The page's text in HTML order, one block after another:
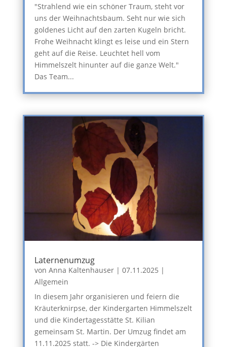
"Strahlend wie ein schöner Traum, steht vor
uns der Weihnachtsbaum. Seht nur wie sich
goldenes Licht auf den zarten Kugeln bricht.
Frohe Weihnacht klingt es leise und ein Stern
geht auf die Reise. Leuchtet hell vom
Himmelszelt hinunter auf die ganze Welt."
Das Team...
Laternenumzug
von Anna Kaltenhauser| 07.11.2025 |
Allgemein
In diesem Jahr organisieren und feiern die
Kräuterknirpse, der Kindergarten Himmelszelt
und die Kindertagesstätte St. Kilian
gemeinsam St. Martin. Der Umzug findet am
11.11.2025 statt. -> Die Kindergärten